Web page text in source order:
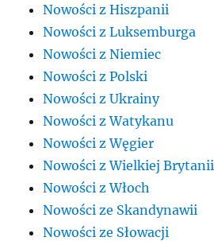
Nowości z Hiszpanii
Nowości z Luksemburga
Nowości z Niemiec
Nowości z Polski
Nowości z Ukrainy
Nowości z Watykanu
Nowości z Węgier
Nowości z Wielkiej Brytanii
Nowości z Włoch
Nowości ze Skandynawii
Nowości ze Słowacji